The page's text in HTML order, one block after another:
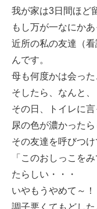
我が家は3日間ほど
もし万が一なにかあ
近所の私の友達（
んです。
母も何度かは会った
そしたら、なんと、
その日、トイレに言
尿の色が濃かったら
その友達を呼びつけ
「このおしっこを
たらしい・・・
いやもうやめて～！
調子悪くてもどした